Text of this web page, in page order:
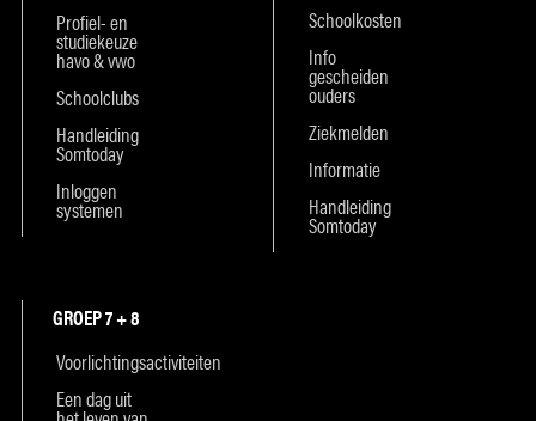
Profiel- en
studiekeuze
havo & vwo
Schoolclubs
Handleiding
Somtoday
Inloggen
systemen
Schoolkosten
Info
gescheiden
ouders
Ziekmelden
Informatie
Handleiding
Somtoday
GROEP 7 + 8
Voorlichtingsactiviteiten
Een dag uit